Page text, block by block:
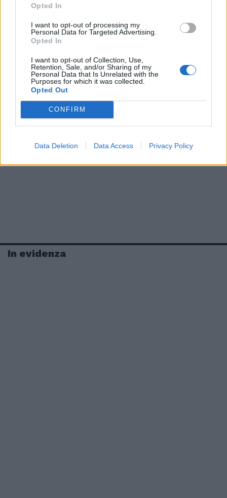
Opted In
I want to opt-out of processing my
Personal Data for Targeted Advertising.
Opted In
I want to opt-out of Collection, Use,
Retention, Sale, and/or Sharing of my
Personal Data that Is Unrelated with the
Purposes for which it was collected.
Opted Out
CONFIRM
Data Deletion Data Access Privacy Policy
In evidenza